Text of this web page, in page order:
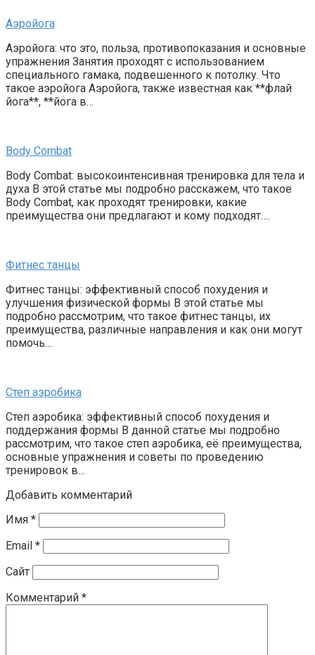
Аэройога
Аэройога: что это, польза, противопоказания и основные
упражнения Занятия проходят с использованием
специального гамака, подвешенного к потолку. Что
такое аэройога Аэройога, также известная как **флай
йога**, **йога в…
Body Combat
Body Combat: высокоинтенсивная тренировка для тела и
духа В этой статье мы подробно расскажем, что такое
Body Combat, как проходят тренировки, какие
преимущества они предлагают и кому подходят….
Фитнес танцы
Фитнес танцы: эффективный способ похудения и
улучшения физической формы В этой статье мы
подробно рассмотрим, что такое фитнес танцы, их
преимущества, различные направления и как они могут
помочь…
Степ аэробика
Степ аэробика: эффективный способ похудения и
поддержания формы В данной статье мы подробно
рассмотрим, что такое степ аэробика, её преимущества,
основные упражнения и советы по проведению
тренировок в…
Добавить комментарий
Имя *
Email *
Сайт
Комментарий *